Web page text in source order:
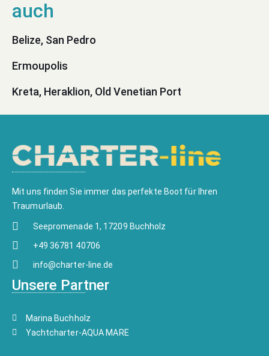
Belize, San Pedro
Ermoupolis
Kreta, Heraklion, Old Venetian Port
Mit uns finden Sie immer das perfekte Boot für Ihren
Traumurlaub.
Seepromenade 1, 17209 Buchholz
+49 36781 40706
info@charter-line.de
Unsere Partner
Marina Buchholz
Yachtcharter-AQUA MARE